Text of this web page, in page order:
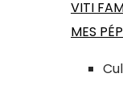
VITI
MES